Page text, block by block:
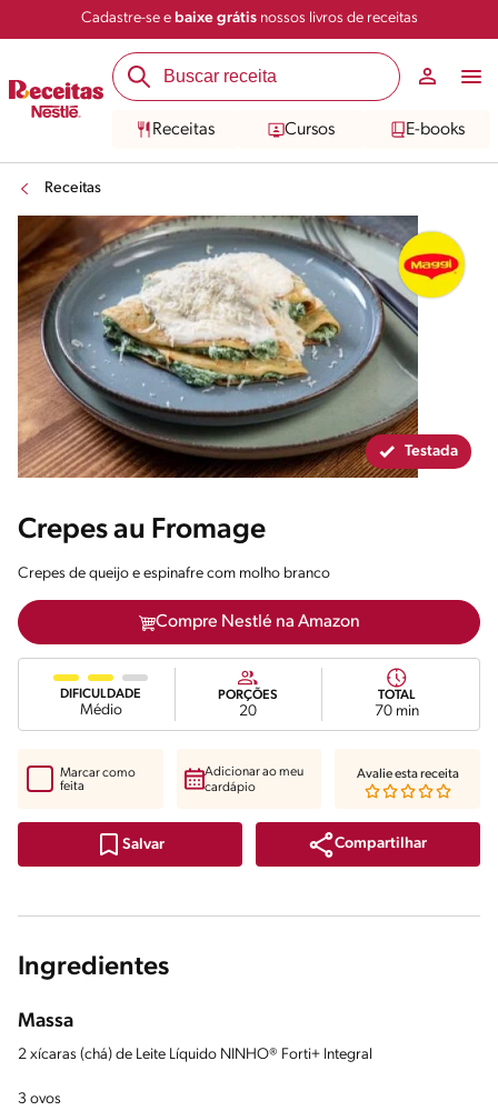
Cadastre-se e baixe grátisnossos livros de receitas
Receitas Cursos E-books
Receitas
Salvar Compartilhar
Testada
Crepes au Fromage
Crepes de queijo e espinafre com molho branco
Compre Nestlé na Amazon
DIFICULDADE
Médio
PORÇÕES
20
TOTAL
70 min
Salvar Compartilhar
Marcar como
feita
Adicionar ao meu
cardápio
Avalie esta receita
Ingredientes
Massa
2 xícaras (chá) de Leite Líquido NINHO® Forti+ Integral
3 ovos